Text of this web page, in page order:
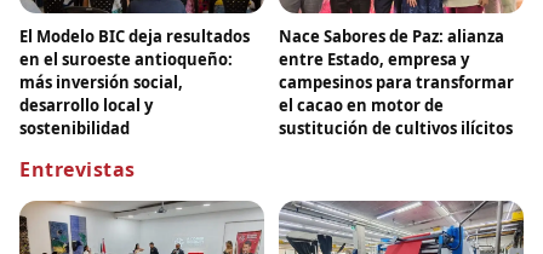
El Modelo BIC deja resultados
en el suroeste antioqueño:
más inversión social,
desarrollo local y
sostenibilidad
Nace Sabores de Paz: alianza
entre Estado, empresa y
campesinos para transformar
el cacao en motor de
sustitución de cultivos ilícitos
Entrevistas